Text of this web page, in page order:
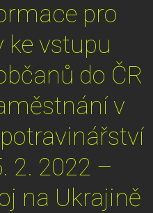
pro
ke vstupu
do ČR
v
2. 2022 –
na Ukrajině